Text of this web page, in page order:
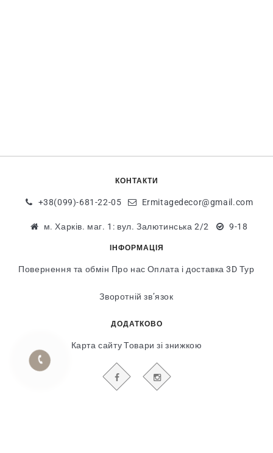
КОНТАКТИ
+38(099)-681-22-05 Ermitagedecor@gmail.com
м. Харків. маг. 1: вул. Залютинська 2/2 9-18
ІНФОРМАЦІЯ
Повернення та обмін Про нас Оплата і доставка 3D Тур
Зворотній зв’язок
ДОДАТКОВО
Карта сайту Товари зі знижкою